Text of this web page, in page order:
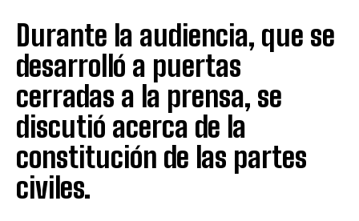
Durante la audiencia, que se
desarrolló a puertas
cerradas a la prensa, se
discutió acerca de la
constitución de las partes
civiles.